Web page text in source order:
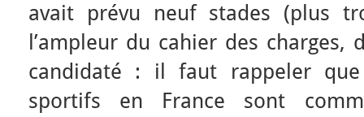
avait prévu neuf stades (plus
l’ampleur du cahier des charges,
candidaté : il faut rappeler que
sportifs en France sont